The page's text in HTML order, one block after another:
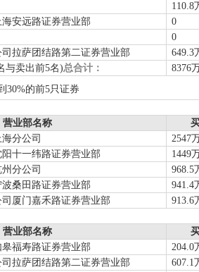
110.8
安远路证券营业部
0
0
拉萨团结路第二证券营业部
649.3
与卖出前5名)总合计： 8376
30%的前5只证券
营业部名称
分公司
2547
十一纬路证券营业部
1449
分公司
968.5
桑田路证券营业部
941.4
厦门嘉禾路证券营业部
913.6
营业部名称
福寿路证券营业部
204.0
拉萨团结路第二证券营业部
607.1